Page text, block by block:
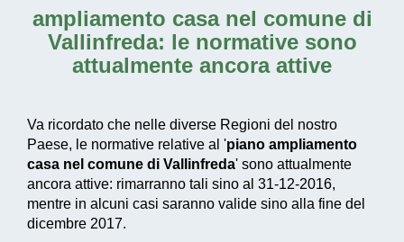
ampliamento casa nel comune di
Vallinfreda: le normative sono
attualmente ancora attive
Va ricordato che nelle diverse Regioni del nostro
Paese, le normative relative al 'piano ampliamento
casa nel comune di Vallinfreda' sono attualmente
ancora attive: rimarranno tali sino al 31-12-2016,
mentre in alcuni casi saranno valide sino alla fine del
dicembre 2017.